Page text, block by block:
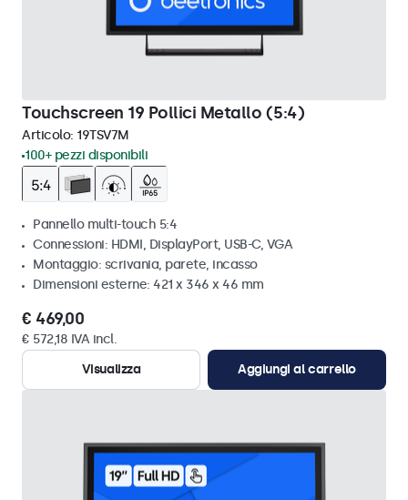
Touchscreen 19 Pollici Metallo (5:4)
Articolo: 19TSV7M
100+ pezzi disponibili
Pannello multi-touch 5:4
Connessioni: HDMI, DisplayPort, USB-C, VGA
Montaggio: scrivania, parete, incasso
Dimensioni esterne: 421 x 346 x 46 mm
€ 469,00
€ 572,18 IVA incl.
Visualizza
Aggiungi al carrello